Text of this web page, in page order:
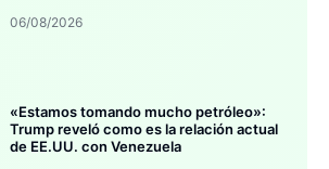
06/08/2026
«Estamos tomando mucho petróleo»:
Trump reveló como es la relación actual
de EE.UU. con Venezuela